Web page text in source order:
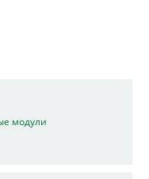
модули